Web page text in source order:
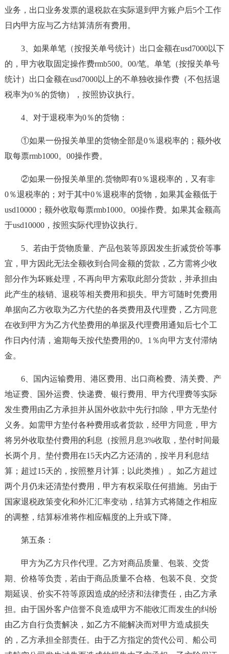
业务，出口业务发票的退税款在实际退到甲方账户后5个工作
日内甲方应与乙方结算清所有费用。
3、如果单笔（按报关单号统计）出口金额在usd7000以下
的，甲方收取固定操作费rmb500。00/笔。单笔（按报关单号
统计）出口金额在usd7000以上的不单独收操作费（不包括退
税率为0％的货物），按照协议执行。
4、对于退税率为0％的货物：
①如果一份报关单里的货物全部是0％退税率的；额外收
取每票rmb1000。00操作费。
②如果一份报关单里的.货物即有0％退税率的，又有非
0％退税率的；对于其中0％退税率的货物，如果其金额低于
usd10000；额外收取每票rmb1000。00操作费。如果其金额高
于usd10000，按照实际代理协议执行。
5、若由于货物质量、产品包装等原因发生折减货价等事
宜，甲方因此无法全额收到合同金额的货款，乙方需将少收
部分作为坏账处理，不再向甲方索取此部分货款，并承担由
此产生的核销、退税等相关费用和损失。甲方可随时凭费用
单据向乙方收取为乙方代垫的各类费用及代理费，乙方同意
在收到甲方为乙方代垫费用的单据及代理费用通知后七个工
作日内付清，逾期每天按代垫费用的0。1％向甲方支付滞纳
金。
6、国内运输费用、港区费用、出口商检费、清关费、产
地证费、国外运费、快递费、银行费用、甲方代理费等实际
发生费用由乙方承担并从国外收款中先行扣除，甲方无垫付
义务。如需甲方垫付各种费用或者货款，经甲方同意，甲方
将另外收取垫付费用的利息（按照月息3%收取，垫付时间最
长两个月。垫付费用在15天内乙方还清的，按半月利息结
算；超过15天的，按照整月计算；以此类推）。如乙方超过
两个月仍未还清垫付费用，甲方有权采取任何措施。另由于
国家退税政策变化和外汇汇率变动，结算方式将随之作相应
的调整，结算标准将作相应幅度的上升或下降。
第五条：
甲方为乙方只作代理。乙方对商品质量、包装、交货
期、价格等负责，若由于商品质量不合格、包装不良、交货
期延误、价实不符等原因造成的经济和法律责任，由乙方承
担。由于国外客户信誉不良造成甲方不能收汇而发生的纠纷
由乙方自行负责解决，如乙方不能解决而对甲方造成损失
的，乙方承担全部责任。由于乙方指定的货代公司、船公司